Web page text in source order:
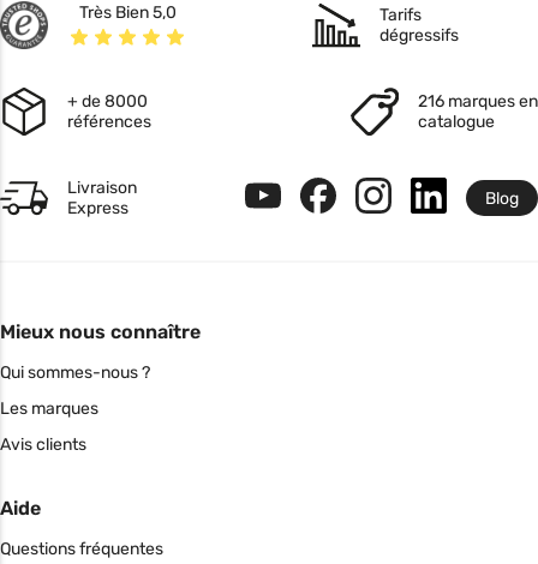
Très Bien 5,0
Tarifs
dégressifs
+ de 8000
références
216 marques en
catalogue
Livraison
Express
Blog
Mieux nous connaître
Qui sommes-nous ?
Les marques
Avis clients
Aide
Questions fréquentes